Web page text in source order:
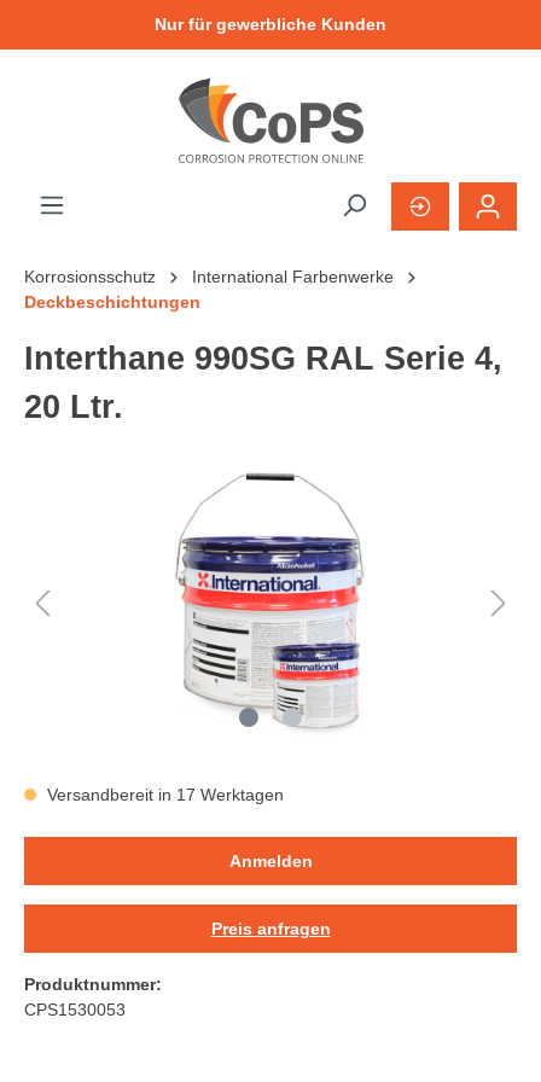
Nur für gewerbliche Kunden
Korrosionsschutz
International Farbenwerke
Deckbeschichtungen
Interthane 990SG RAL Serie 4,
20 Ltr.
Versandbereit in 17 Werktagen
Anmelden
Preis anfragen
Produktnummer:
CPS1530053